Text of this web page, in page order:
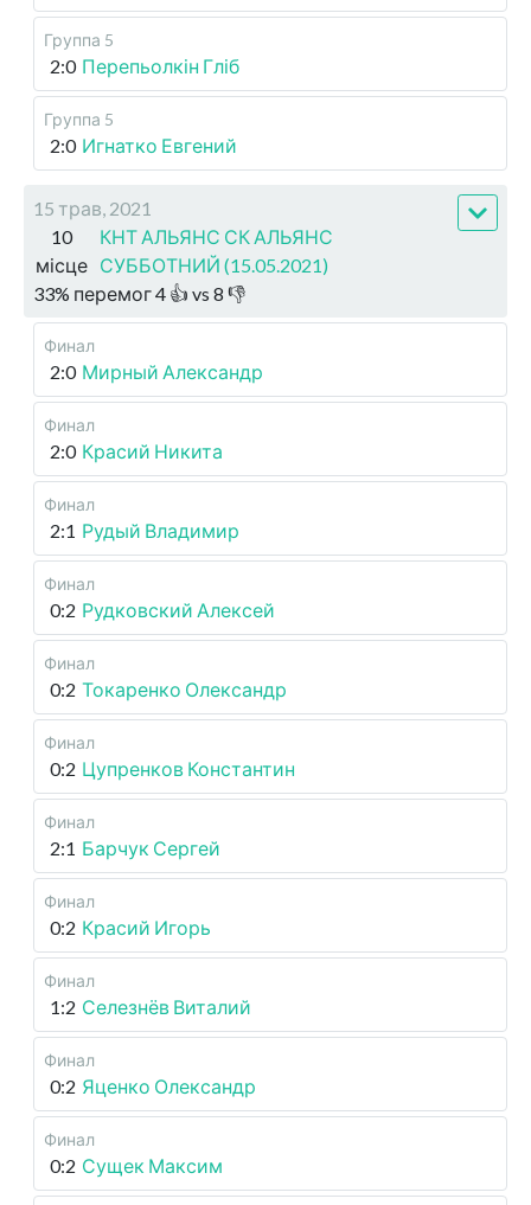
Группа 5
2:0 Перепьолкін Гліб
Группа 5
2:0 Игнатко Евгений
15 трав, 2021
10
місце
КНТ АЛЬЯНС СК АЛЬЯНС
СУББОТНИЙ (15.05.2021)
33% перемог4 👍 vs 8 👎
Финал
2:0 Мирный Александр
Финал
2:0 Красий Никита
Финал
2:1 Рудый Владимир
Финал
0:2 Рудковский Алексей
Финал
0:2 Токаренко Олександр
Финал
0:2 Цупренков Константин
Финал
2:1 Барчук Сергей
Финал
0:2 Красий Игорь
Финал
1:2 Селезнёв Виталий
Финал
0:2 Яценко Олександр
Финал
0:2 Сущек Максим